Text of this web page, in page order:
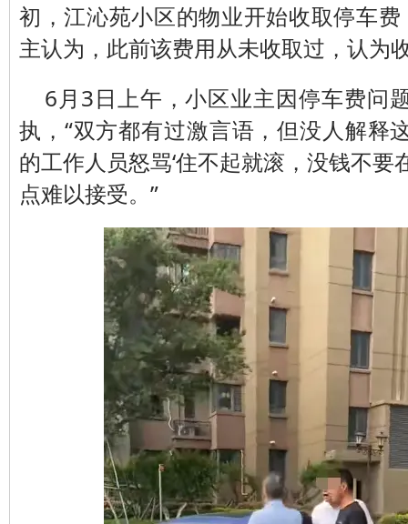
初，江沁苑小区的物业开始收取停车
主认为，此前该费用从未收取过，认为
6月3日上午，小区业主因停车费问
执，“双方都有过激言语，但没人解释
的工作人员怒骂‘住不起就滚，没钱不要
点难以接受。”